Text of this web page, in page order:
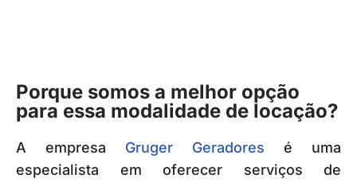
Porque somos a melhor opção
para essa modalidade de locação?
A empresa Gruger Geradores é uma
especialista em oferecer serviços de